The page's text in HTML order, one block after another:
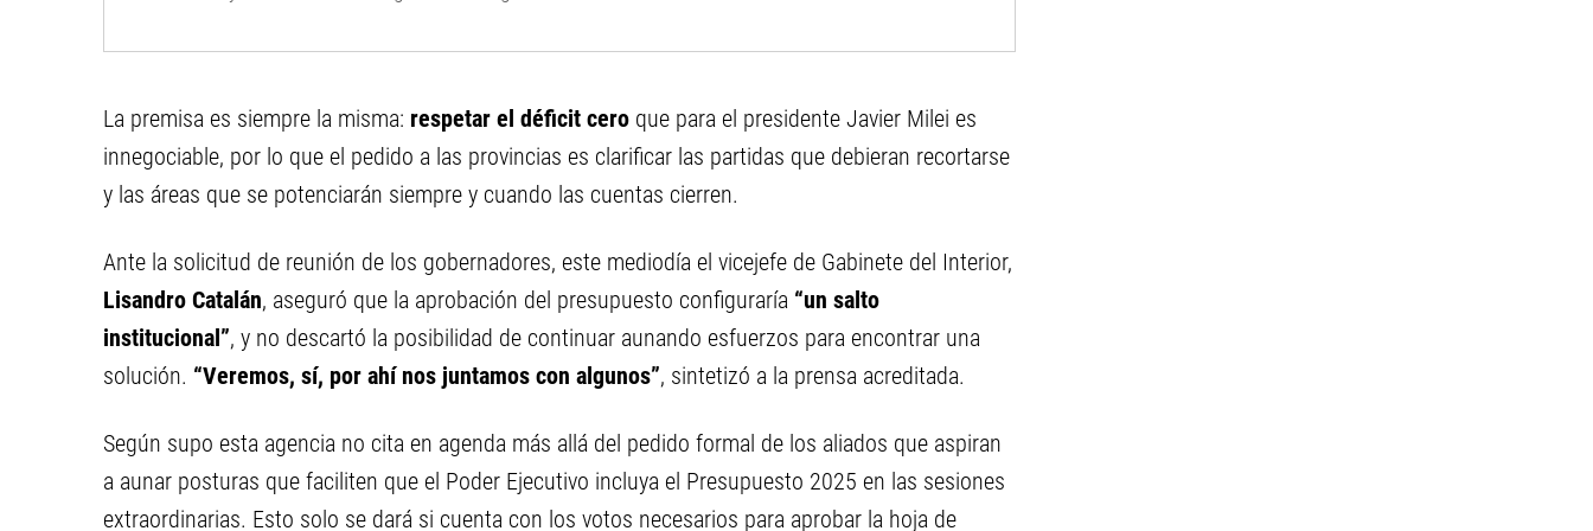
La premisa es siempre la misma: respetar el déficit cero que para el presidente Javier Milei es
innegociable, por lo que el pedido a las provincias es clarificar las partidas que debieran recortarse
y las áreas que se potenciarán siempre y cuando las cuentas cierren.
Ante la solicitud de reunión de los gobernadores, este mediodía el vicejefe de Gabinete del Interior,
Lisandro Catalán, aseguró que la aprobación del presupuesto configuraría “un salto
institucional”, y no descartó la posibilidad de continuar aunando esfuerzos para encontrar una
solución. “Veremos, sí, por ahí nos juntamos con algunos”, sintetizó a la prensa acreditada.
Según supo esta agencia no cita en agenda más allá del pedido formal de los aliados que aspiran
a aunar posturas que faciliten que el Poder Ejecutivo incluya el Presupuesto 2025 en las sesiones
extraordinarias. Esto solo se dará si cuenta con los votos necesarios para aprobar la hoja de